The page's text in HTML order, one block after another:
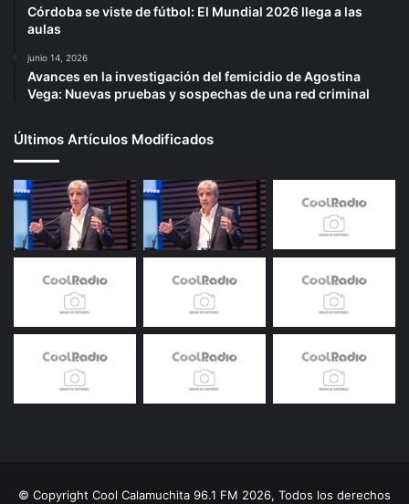
Córdoba se viste de fútbol: El Mundial 2026 llega a las
aulas
junio 14, 2026
Avances en la investigación del femicidio de Agostina
Vega: Nuevas pruebas y sospechas de una red criminal
Últimos Artículos Modificados
© Copyright Cool Calamuchita 96.1 FM 2026, Todos los derechos